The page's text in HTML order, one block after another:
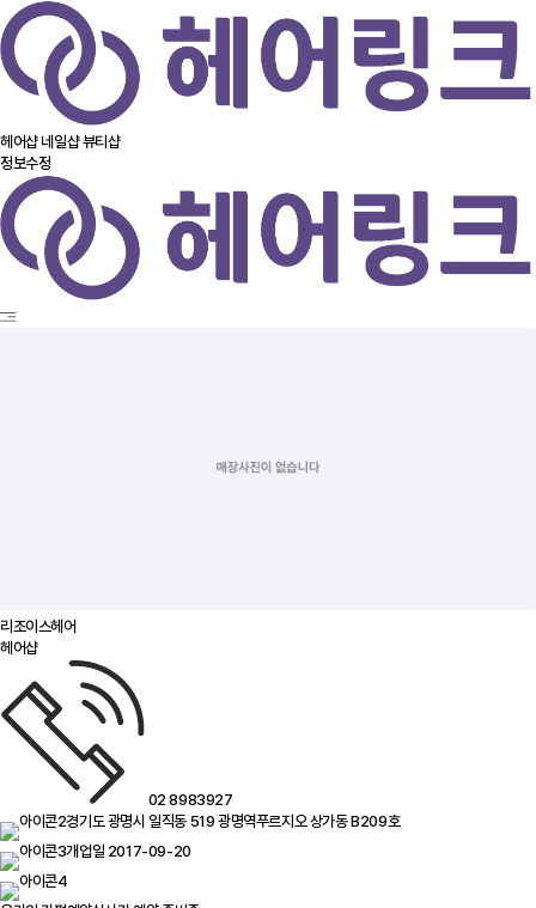
헤어샵 네일샵뷰티샵
정보수정
리조이스헤어
헤어샵
02 8983927
경기도 광명시 일직동 519 광명역푸르지오 상가동 B209호
개업일 2017-09-20